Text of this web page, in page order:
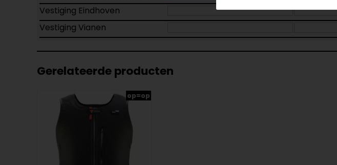
Vestiging Eindhoven
Vestiging Vianen
Gerelateerde producten
op=op